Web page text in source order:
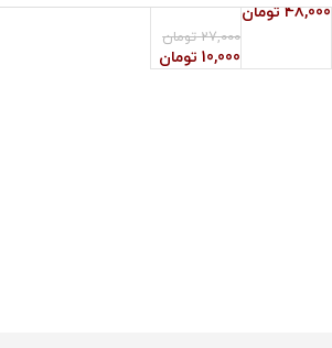
48,000 تومان
27,000 تومان
10,000 تومان